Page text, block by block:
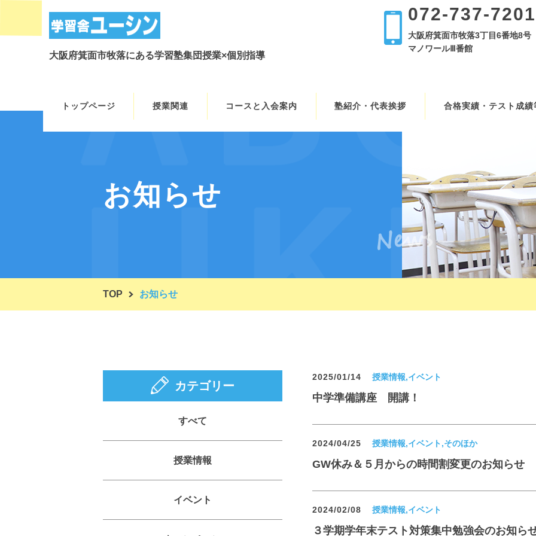
大阪府箕面市牧落にある学習塾集団授業×個別指導
072-737-7201
大阪府箕面市牧落3丁目6番地8号
マノワールⅢ番館
トップページ 授業関連 コースと入会案内 塾紹介・代表挨拶 合格実績・テスト成績
お知らせ
News
TOP お知らせ
カテゴリー
すべて
授業情報
イベント
2025/01/14 授業情報,イベント
中学準備講座 開講！
2024/04/25 授業情報,イベント,そのほか
GW休み＆５月からの時間割変更のお知らせ
2024/02/08 授業情報,イベント
３学期学年末テスト対策集中勉強会のお知ら